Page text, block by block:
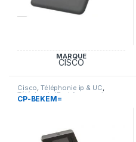
MARQUE
CISCO
Cisco,Téléphonie ip & UC,
Téléphonie IP et Accessoires
Cisco
CP-BEKEM=